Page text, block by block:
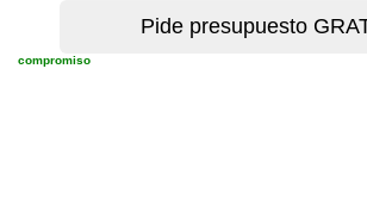
compromiso